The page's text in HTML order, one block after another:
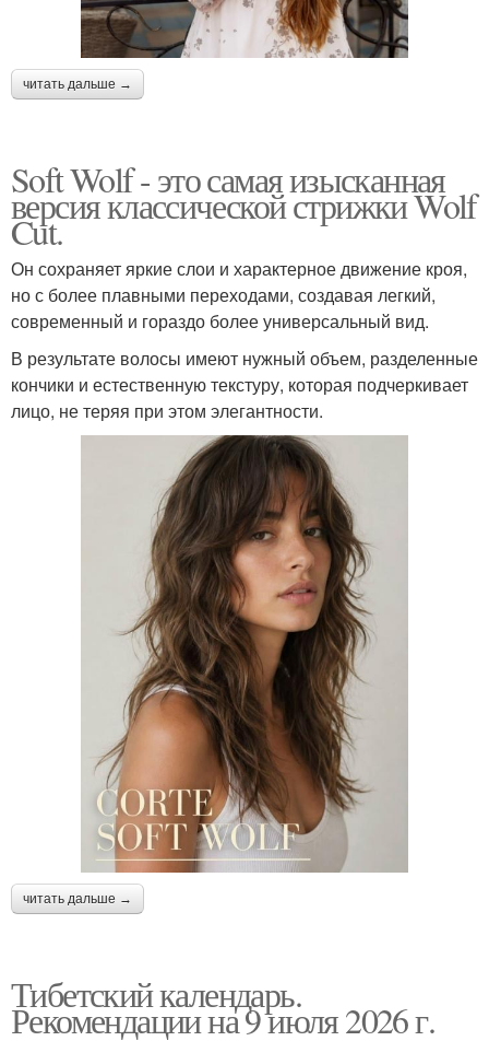
читать дальше →
Soft Wolf - это самая изысканная
версия классической стрижки Wolf
Cut.
Он сохраняет яркие слои и характерное движение кроя,
но с более плавными переходами, создавая легкий,
современный и гораздо более универсальный вид.
В результате волосы имеют нужный объем, разделенные
кончики и естественную текстуру, которая подчеркивает
лицо, не теряя при этом элегантности.
читать дальше →
Тибетский календарь.
Рекомендации на 9 июля 2026 г.